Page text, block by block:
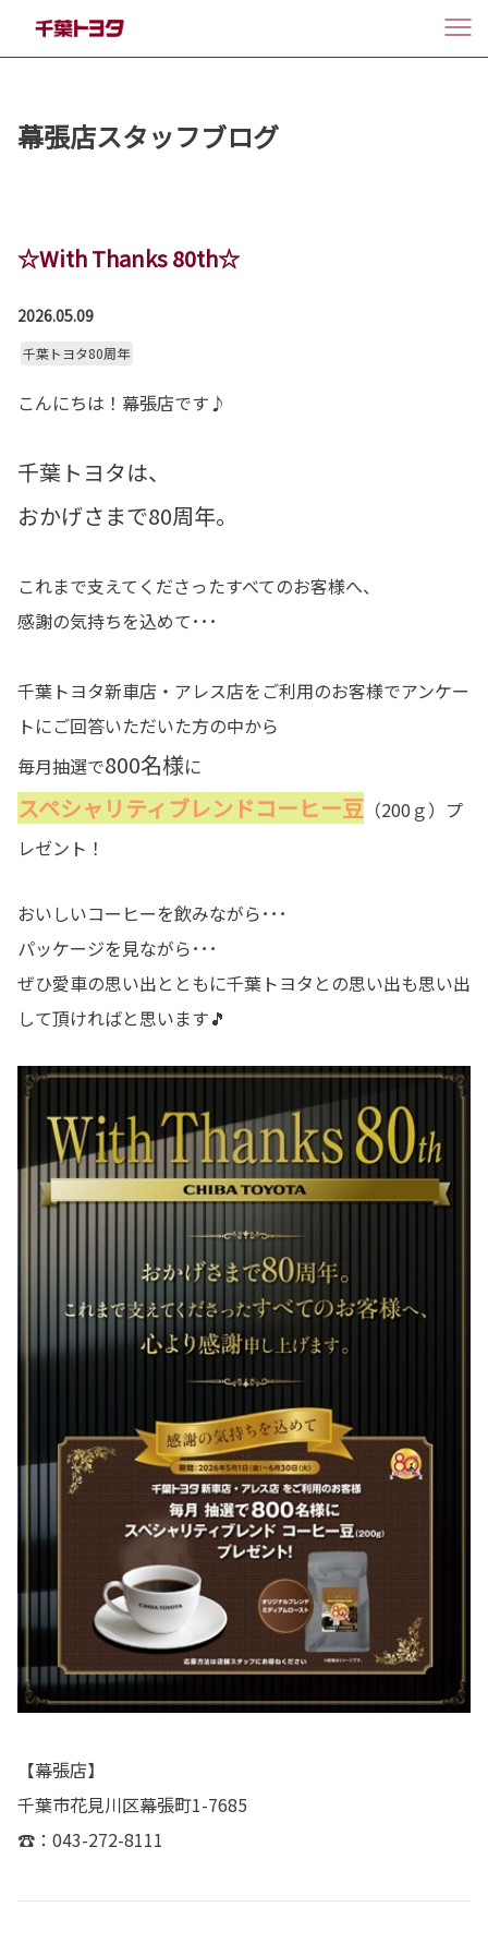
幕張店スタッフブログ
☆With Thanks 80th☆
2026.05.09
千葉トヨタ80周年
こんにちは！幕張店です♪
千葉トヨタは、
おかげさまで80周年。
これまで支えてくださったすべてのお客様へ、
感謝の気持ちを込めて･･･
千葉トヨタ新車店・アレス店をご利用のお客様でアンケー
トにご回答いただいた方の中から
毎月抽選で800名様に
スペシャリティブレンドコーヒー豆 （200ｇ）プ
レゼント！
おいしいコーヒーを飲みながら･･･
パッケージを見ながら･･･
ぜひ愛車の思い出とともに千葉トヨタとの思い出も思い出
して頂ければと思います🎵
【幕張店】
千葉市花見川区幕張町1-7685
☎：043-272-8111